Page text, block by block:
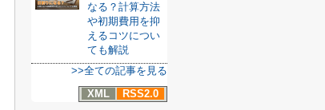
なる？計算方法
や初期費用を抑
えるコツについ
ても解説
>>全ての記事を見る
XML
RSS2.0